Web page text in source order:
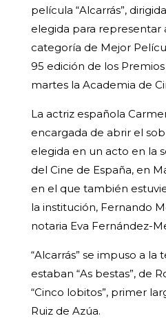
película “Alcarrás”,
elegida para representar
categoría de Mejor
95 edición de los
martes la Academia de
La actriz española
encargada de abrir el
elegida en un acto en la
del Cine de España, en
en el que también
la institución, Fernando
notaria Eva Fernández-
“Alcarrás” se impuso a la
estaban “As bestas”, de
“Cinco lobitos”, primer
Ruiz de Azúa.